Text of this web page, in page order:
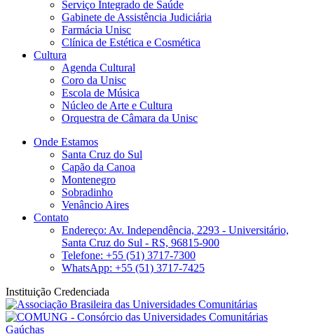
Serviço Integrado de Saúde
Gabinete de Assistência Judiciária
Farmácia Unisc
Clínica de Estética e Cosmética
Cultura
Agenda Cultural
Coro da Unisc
Escola de Música
Núcleo de Arte e Cultura
Orquestra de Câmara da Unisc
Onde Estamos
Santa Cruz do Sul
Capão da Canoa
Montenegro
Sobradinho
Venâncio Aires
Contato
Endereço: Av. Independência, 2293 - Universitário,
Santa Cruz do Sul - RS, 96815-900
Telefone: +55 (51) 3717-7300
WhatsApp: +55 (51) 3717-7425
Instituição Credenciada